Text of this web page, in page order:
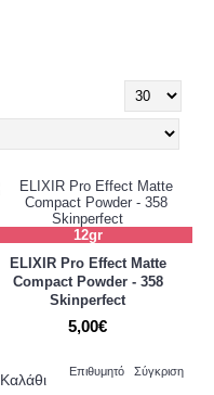
12gr
ELIXIR Pro Effect Matte
Compact Powder - 358
Skinperfect
5,00€
Καλάθι Επιθυμητό Σύγκριση